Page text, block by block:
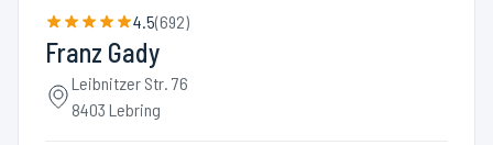
4.5(692)
Franz Gady
Leibnitzer Str. 76
8403 Lebring